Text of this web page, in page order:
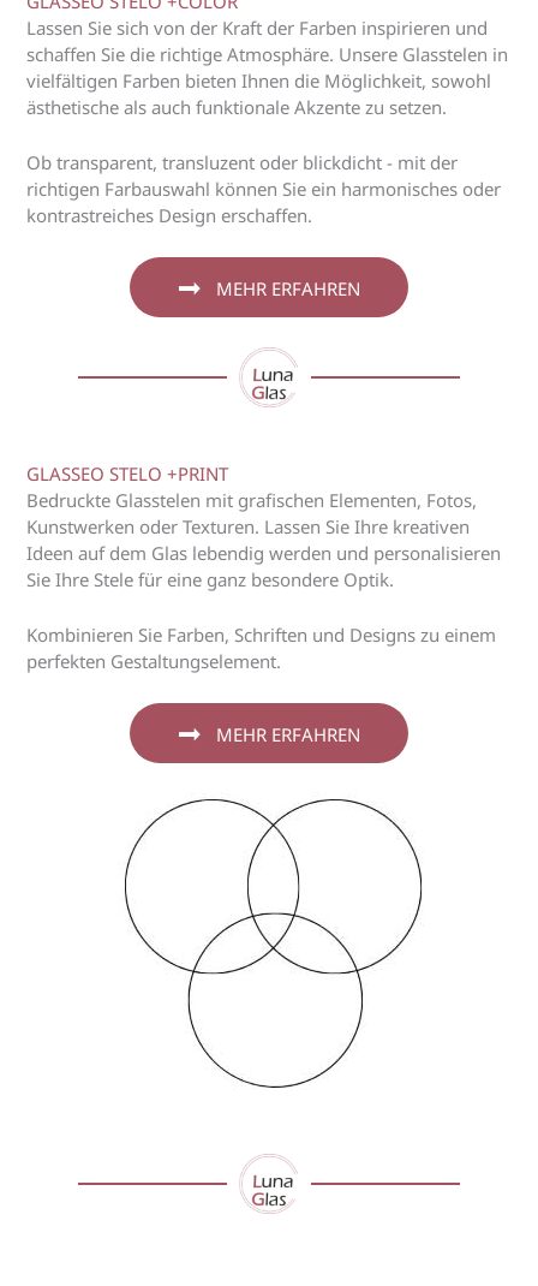
Lassen Sie sich von der Kraft der Farben inspirieren und
schaffen Sie die richtige Atmosphäre. Unsere Glasstelen in
vielfältigen Farben bieten Ihnen die Möglichkeit, sowohl
ästhetische als auch funktionale Akzente zu setzen.
Ob transparent, transluzent oder blickdicht - mit der
richtigen Farbauswahl können Sie ein harmonisches oder
kontrastreiches Design erschaffen.
MEHR ERFAHREN
GLASSEO STELO +PRINT
Bedruckte Glasstelen mit grafischen Elementen, Fotos,
Kunstwerken oder Texturen. Lassen Sie Ihre kreativen
Ideen auf dem Glas lebendig werden und personalisieren
Sie Ihre Stele für eine ganz besondere Optik.
Kombinieren Sie Farben, Schriften und Designs zu einem
perfekten Gestaltungselement.
MEHR ERFAHREN